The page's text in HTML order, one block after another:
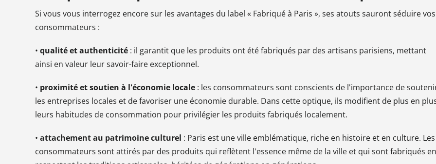
Si vous vous interrogez encore sur les avantages du label « Fabriqué à Paris », ses atouts sauront séduire vos
consommateurs :
• qualité et authenticité : il garantit que les produits ont été fabriqués par des artisans parisiens, mettant
ainsi en valeur leur savoir-faire exceptionnel.
• proximité et soutien à l'économie locale : les consommateurs sont conscients de l'importance de
les entreprises locales et de favoriser une économie durable. Dans cette optique, ils modifient de plus en
leurs habitudes de consommation pour privilégier les produits fabriqués localement.
• attachement au patrimoine culturel : Paris est une ville emblématique, riche en histoire et en culture. Les
consommateurs sont attirés par des produits qui reflètent l'essence même de la ville et qui sont fabriqués en